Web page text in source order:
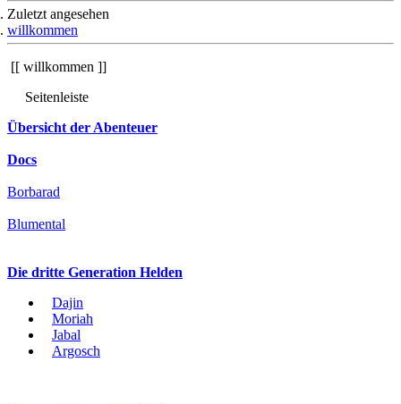
Zuletzt angesehen
willkommen
willkommen
Seitenleiste
Übersicht der Abenteuer
Docs
Borbarad
Blumental
Die dritte Generation Helden
Dajin
Moriah
Jabal
Argosch